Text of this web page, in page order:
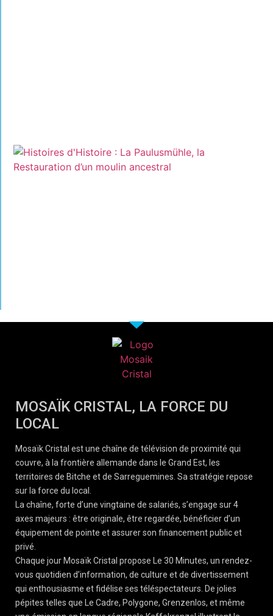
MOSAÏK CRISTAL, LA FORCE DU
LOCAL
Mosaïk Cristal est une chaîne de télévision de proximité qui
couvre, à la frontière allemande dans le Grand Est, les
territoires de Bitche et de Sarreguemines. Sa stratégie repose
sur la force du local.
La chaîne, forte d’une vingtaine de salariés, s’engage sur 4
axes majeurs : être originale, être regardée, bénéficier d’un
équipement de pointe et assurer son financement public et
privé.
Chaque jour Mosaïk Cristal propose Le 30 Minutes, un rendez-
vous quotidien d’information, de culture et de divertissement
qui enthousiasme et fidélise ses téléspectateurs. De jolies
pépites telles que Le Cadre, Polygone, Grenzenlos, et même